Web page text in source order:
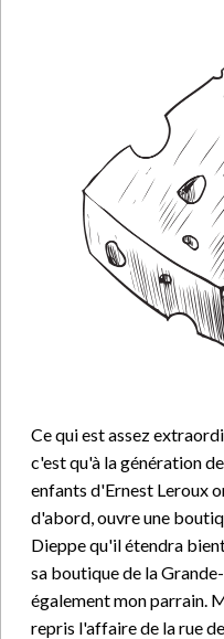
Ce qui est assez
c'est qu'à la génération
enfants d'Ernest Leroux
d'abord, ouvre une
Dieppe qu'il étendra
sa boutique de la
également mon parrain.
repris l'affaire de la rue